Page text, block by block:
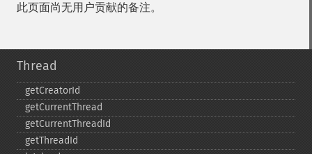
此页面尚无用户贡献的备注。
Thread
getCreatorId
getCurrentThread
getCurrentThreadId
getThreadId